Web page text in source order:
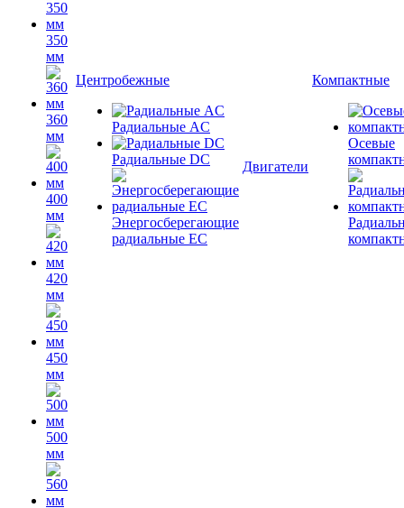
350
мм
360
мм
400
мм
420
мм
450
мм
500
мм
Центробежные
Радиальные AC
Радиальные DC
Энергосберегающие
радиальные EC
Двигатели
Компактные
Осевые